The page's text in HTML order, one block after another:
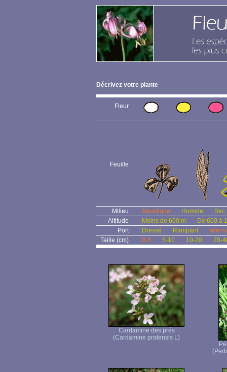
Décrivez votre plante
Fleur
Feuille
Milieu Aquatique Humide
Sec
Altitude
Moins de 600 m
De 600 à
Port
Dressé Rampant
Taille (cm)
0-5 5-10 10-20 20-
Cardamine des prés
(Cardamine pratensis L)